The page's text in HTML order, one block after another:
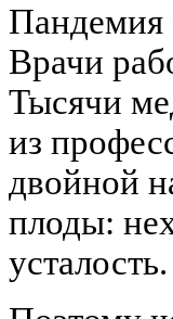
Пандемия
Врачи
Тысячи
из
двойной
плоды:
усталость.